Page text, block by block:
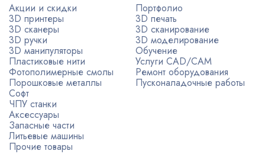
Акции и скидки
3D принтеры
3D сканеры
3D ручки
3D манипуляторы
Пластиковые нити
Фотополимерные смолы
Порошковые металлы
Софт
ЧПУ станки
Аксессуары
Запасные части
Литьевые машины
Прочие товары
Портфолио
3D печать
3D сканирование
3D моделирование
Обучение
Услуги CAD/CAM
Ремонт оборудования
Пусконаладочные работы